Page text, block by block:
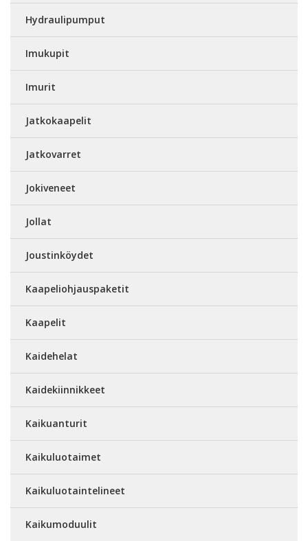
Hydraulipumput
Imukupit
Imurit
Jatkokaapelit
Jatkovarret
Jokiveneet
Jollat
Joustinköydet
Kaapeliohjauspaketit
Kaapelit
Kaidehelat
Kaidekiinnikkeet
Kaikuanturit
Kaikuluotaimet
Kaikuluotaintelineet
Kaikumoduulit